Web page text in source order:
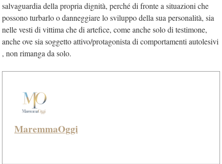
salvaguardia della propria dignità, perché di fronte a situazioni che
possono turbarlo o danneggiare lo sviluppo della sua personalità, sia
nelle vesti di vittima che di artefice, come anche solo di testimone,
anche ove sia soggetto attivo/protagonista di comportamenti autolesivi
, non rimanga da solo.
MaremmaOggi